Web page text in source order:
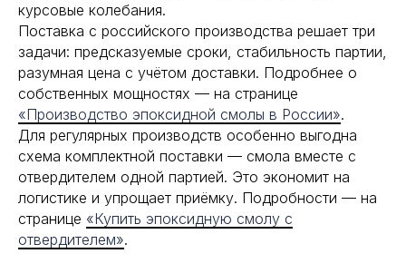
курсовые колебания.
Поставка с российского производства решает три
задачи: предсказуемые сроки, стабильность партии,
разумная цена с учётом доставки. Подробнее о
собственных мощностях — на странице
«Производство эпоксидной смолы в России».
Для регулярных производств особенно выгодна
схема комплектной поставки — смола вместе с
отвердителем одной партией. Это экономит на
логистике и упрощает приёмку. Подробности — на
странице «Купить эпоксидную смолу с
отвердителем».